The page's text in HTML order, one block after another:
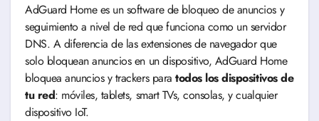
AdGuard Home es un software de bloqueo de anuncios y
seguimiento a nivel de red que funciona como un servidor
DNS. A diferencia de las extensiones de navegador que
solo bloquean anuncios en un dispositivo, AdGuard Home
bloquea anuncios y trackers paratodos los dispositivos de
tu red: móviles, tablets, smart TVs, consolas, y cualquier
dispositivo IoT.